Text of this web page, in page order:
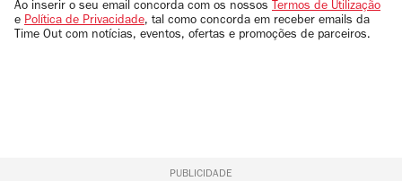
Ao inserir o seu email concorda com os nossos Termos de Utilização
e Política de Privacidade, tal como concorda em receber emails da
Time Out com notícias, eventos, ofertas e promoções de parceiros.
PUBLICIDADE